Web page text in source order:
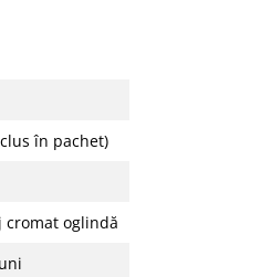
în pachet)
cromat oglindă